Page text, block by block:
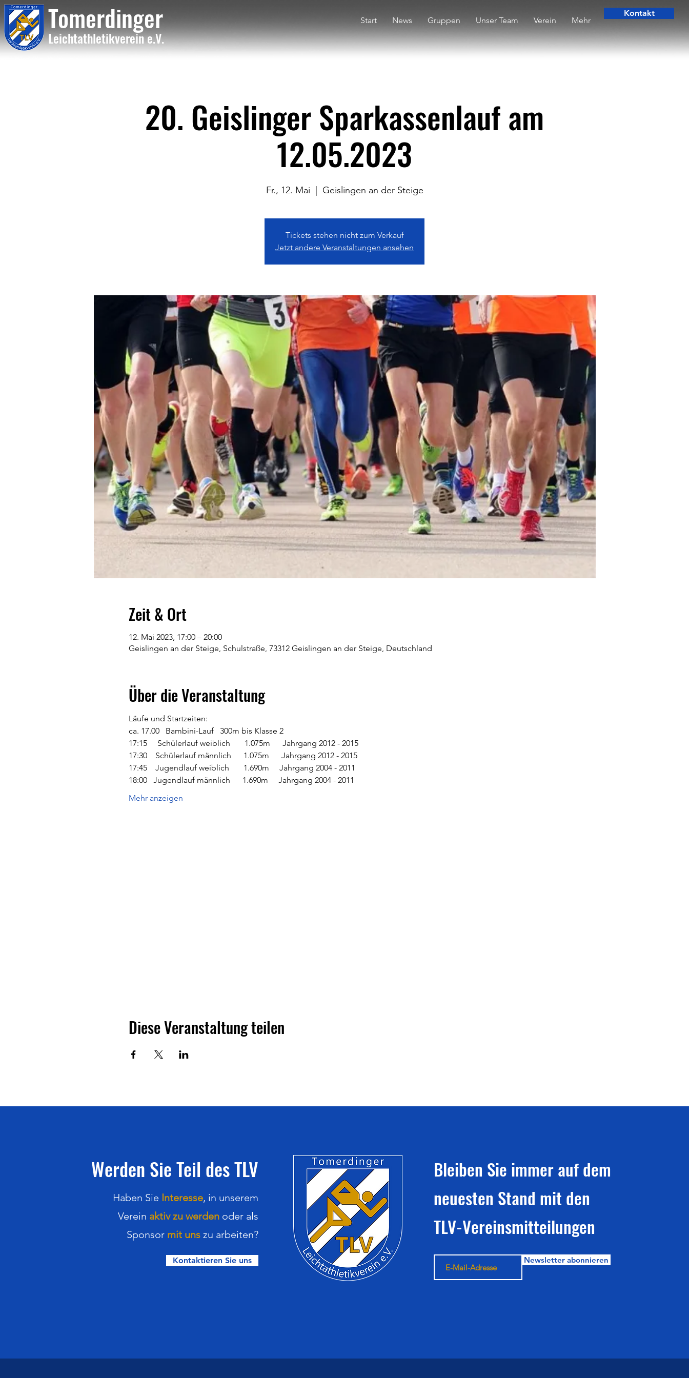
Tomerdinger
Leichtathletikvereine.V.
Start News Gruppen Unser Team Verein Mehr
Kontakt
20. Geislinger Sparkassenlauf am
12.05.2023
Fr., 12. Mai Geislingen an der Steige
Tickets stehen nicht zum Verkauf
Jetzt andere Veranstaltungen ansehen
Zeit & Ort
12. Mai 2023, 17:00 – 20:00
Geislingen an der Steige, Schulstraße, 73312 Geislingen an der Steige, Deutschland
Über die Veranstaltung
Läufe und Startzeiten:
ca. 17.00   Bambini-Lauf   300m bis Klasse 2
17:15     Schülerlauf weiblich       1.075m      Jahrgang 2012 - 2015
17:30    Schülerlauf männlich      1.075m      Jahrgang 2012 - 2015
17:45    Jugendlauf weiblich       1.690m     Jahrgang 2004 - 2011
18:00   Jugendlauf männlich      1.690m     Jahrgang 2004 - 2011
Mehr anzeigen
Diese Veranstaltung teilen
Werden Sie Teil des TLV
Haben Sie Interesse, in unserem
Verein aktiv zu werden oder als
Sponsor mit uns zu arbeiten?
Kontaktieren Sie uns
Bleiben Sie immer auf dem
neuesten Stand mit den
TLV-Vereinsmitteilungen
Newsletter abonnieren